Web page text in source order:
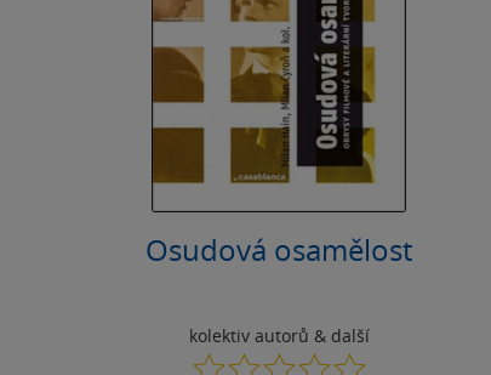
Osudová osamělost
kolektiv autorů & další
0.0